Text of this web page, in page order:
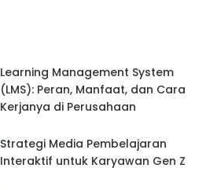
Learning Management System
(LMS): Peran, Manfaat, dan Cara
Kerjanya di Perusahaan
Strategi Media Pembelajaran
Interaktif untuk Karyawan Gen Z